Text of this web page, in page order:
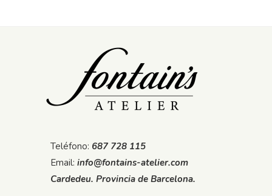
Teléfono: 687 728 115
Email: info@fontains-atelier.com
Cardedeu. Provincia de Barcelona.